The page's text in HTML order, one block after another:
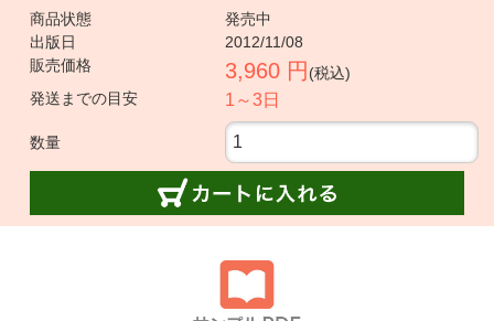
商品状態
発売中
出版日
2012/11/08
販売価格
3,960 円 (税込)
発送までの目安
1～3日
数量